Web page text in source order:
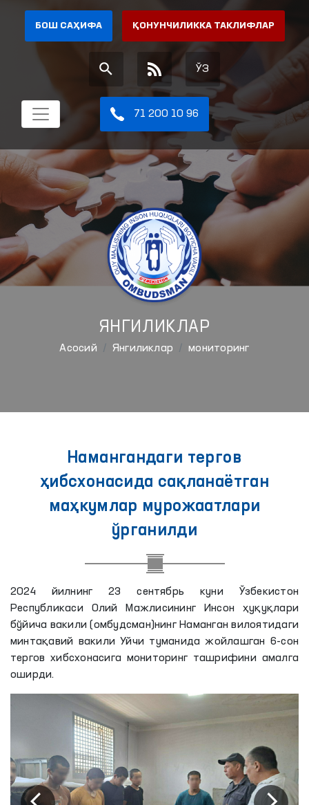
БОШ САҲИФА ҚОНУНЧИЛИККА ТАКЛИФЛАР
ЎЗ
71 200 10 96
ЯНГИЛИКЛАР
Aсосий Янгиликлар мониторинг
Намангандаги тергов
ҳибсхонасида сақланаётган
маҳкумлар мурожаатлари
ўрганилди
2024 йилнинг 23 сентябрь куни Ўзбекистон
Республикаси Олий Мажлисининг Инсон ҳуқуқлари
бўйича вакили (омбудсман)нинг Наманган вилоятидаги
минтақавий вакили Уйчи туманида жойлашган 6-сон
тергов хибсхонасига мониторинг ташрифини амалга
оширди.